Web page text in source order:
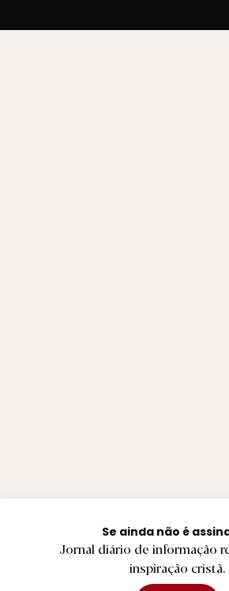
Se ainda não é
Jornal diário de informação
inspiração cristã.